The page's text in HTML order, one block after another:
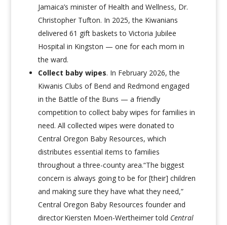
Jamaica’s minister of Health and Wellness, Dr.
Christopher Tufton. In 2025, the Kiwanians
delivered 61 gift baskets to Victoria Jubilee
Hospital in Kingston — one for each mom in
the ward.
Collect baby wipes. In February 2026, the
Kiwanis Clubs of Bend and Redmond engaged
inthe Battle of the Buns — a friendly
competition to collect baby wipes for families in
need. All collected wipes were donated to
Central Oregon Baby Resources, which
distributes essential items to families
throughout a three-county area.“The biggest
concern is always going to be for [their] children
and making sure they have what they need,”
Central Oregon Baby Resources founder and
director Kiersten Moen-Wertheimer told Central